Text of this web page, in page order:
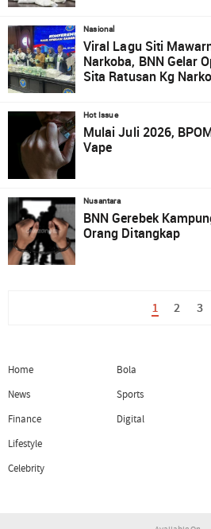
Nasional
Viral Lagu Siti
Narkoba, BNN Gelar
Sita Ratusan Kg
Hot Issue
Mulai Juli 2026,
Vape
Nusantara
BNN Gerebek
Orang Ditangkap
1 2 3
Home
News
Finance
Lifestyle
Celebrity
Bola
Sports
Digital